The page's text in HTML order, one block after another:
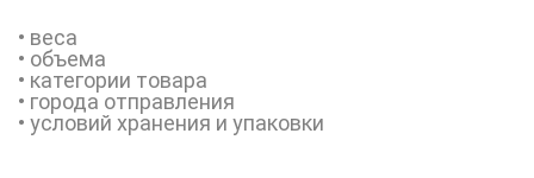
• веса
• объема
• категории товара
• города отправления
• условий хранения и упаковки